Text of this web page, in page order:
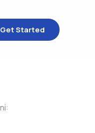
Get Started